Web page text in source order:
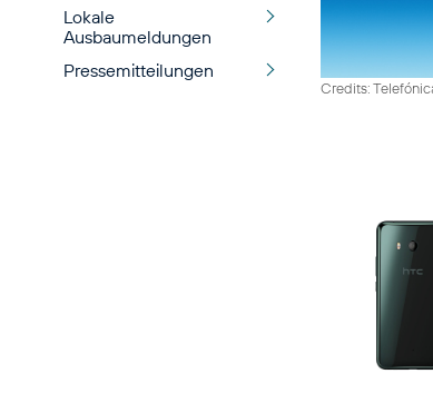
Lokale
Ausbaumeldungen
Pressemitteilungen
Credits: